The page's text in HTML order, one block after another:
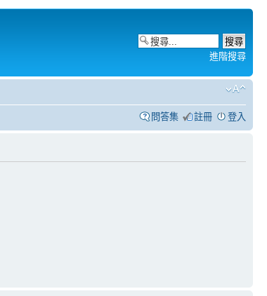
進階搜尋
問答集 註冊 登入